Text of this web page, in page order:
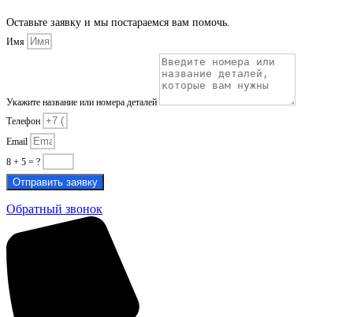
Оставьте заявку и мы постараемся вам помочь.
Имя
Укажите название или номера деталей
Телефон
Email
8 + 5 = ?
Отправить заявку
Обратный звонок